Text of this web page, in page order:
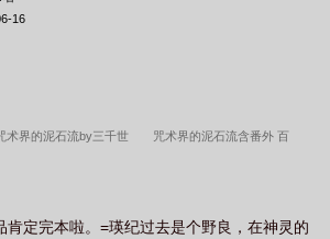
16
术界的泥石流by三千世 咒术界的泥石流含番外 百
术界的泥石流大结局 咒术界的泥石流番外 咒术界
肯定完本啦。=瑛纪过去是个野良，在神灵的